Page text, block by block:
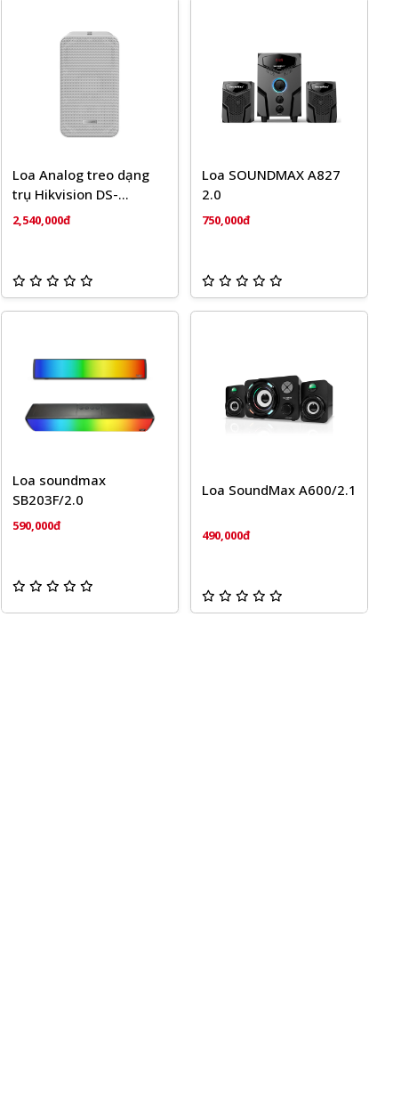
Loa Analog treo dạng
trụ Hikvision DS-
QAE0420G1-V
2,540,000đ
Loa SOUNDMAX A827
2.0
750,000đ
Loa soundmax
SB203F/2.0
590,000đ
Loa SoundMax A600/2.1
490,000đ